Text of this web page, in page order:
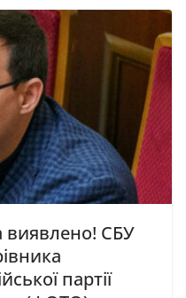
виявлено! СБУ
партії